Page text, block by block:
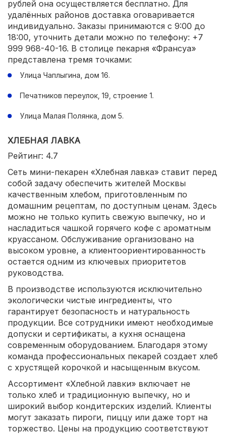
рублей она осуществляется бесплатно. Для
удалённых районов доставка оговаривается
индивидуально. Заказы принимаются с 9:00 до
18:00, уточнить детали можно по телефону: +7
999 968-40-16. В столице пекарня «Франсуа»
представлена тремя точками:
Улица Чаплыгина, дом 16.
Печатников переулок, 19, строение 1.
Улица Малая Полянка, дом 5.
ХЛЕБНАЯ ЛАВКА
Рейтинг: 4.7
Сеть мини-пекарен «Хлебная лавка» ставит перед
собой задачу обеспечить жителей Москвы
качественным хлебом, приготовленным по
домашним рецептам, по доступным ценам. Здесь
можно не только купить свежую выпечку, но и
насладиться чашкой горячего кофе с ароматным
круассаном. Обслуживание организовано на
высоком уровне, а клиентоориентированность
остается одним из ключевых приоритетов
руководства.
В производстве используются исключительно
экологически чистые ингредиенты, что
гарантирует безопасность и натуральность
продукции. Все сотрудники имеют необходимые
допуски и сертификаты, а кухня оснащена
современным оборудованием. Благодаря этому
команда профессиональных пекарей создает хлеб
с хрустящей корочкой и насыщенным вкусом.
Ассортимент «Хлебной лавки» включает не
только хлеб и традиционную выпечку, но и
широкий выбор кондитерских изделий. Клиенты
могут заказать пироги, пиццу или даже торт на
торжество. Цены на продукцию соответствуют